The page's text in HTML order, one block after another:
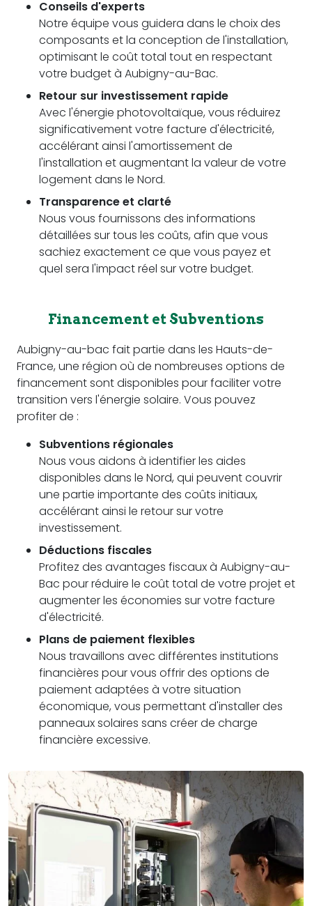
Conseils d'experts
Notre équipe vous guidera dans le choix des
composants et la conception de l'installation,
optimisant le coût total tout en respectant
votre budget à Aubigny-au-Bac.
Retour sur investissement rapide
Avec l'énergie photovoltaïque, vous réduirez
significativement votre facture d'électricité,
accélérant ainsi l'amortissement de
l'installation et augmentant la valeur de votre
logement dans le Nord.
Transparence et clarté
Nous vous fournissons des informations
détaillées sur tous les coûts, afin que vous
sachiez exactement ce que vous payez et
quel sera l'impact réel sur votre budget.
Financement et Subventions
Aubigny-au-bac fait partie dans les Hauts-de-
France, une région où de nombreuses options de
financement sont disponibles pour faciliter votre
transition vers l'énergie solaire. Vous pouvez
profiter de :
Subventions régionales
Nous vous aidons à identifier les aides
disponibles dans le Nord, qui peuvent couvrir
une partie importante des coûts initiaux,
accélérant ainsi le retour sur votre
investissement.
Déductions fiscales
Profitez des avantages fiscaux à Aubigny-au-
Bac pour réduire le coût total de votre projet et
augmenter les économies sur votre facture
d'électricité.
Plans de paiement flexibles
Nous travaillons avec différentes institutions
financières pour vous offrir des options de
paiement adaptées à votre situation
économique, vous permettant d'installer des
panneaux solaires sans créer de charge
financière excessive.